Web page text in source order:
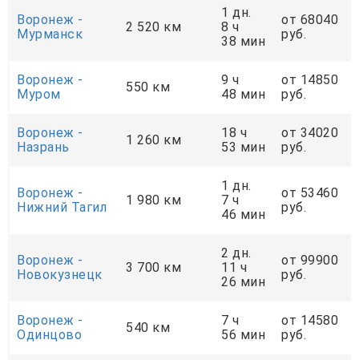
Воронеж -
Мурманск
2 520 км
1 дн.
8 ч
38 мин
от 68040
руб.
Воронеж -
Муром
550 км
9 ч
48 мин
от 14850
руб.
Воронеж -
Назрань
1 260 км
18 ч
53 мин
от 34020
руб.
Воронеж -
Нижний Тагил
1 980 км
1 дн.
7 ч
46 мин
от 53460
руб.
Воронеж -
Новокузнецк
3 700 км
2 дн.
11 ч
26 мин
от 99900
руб.
Воронеж -
Одинцово
540 км
7 ч
56 мин
от 14580
руб.